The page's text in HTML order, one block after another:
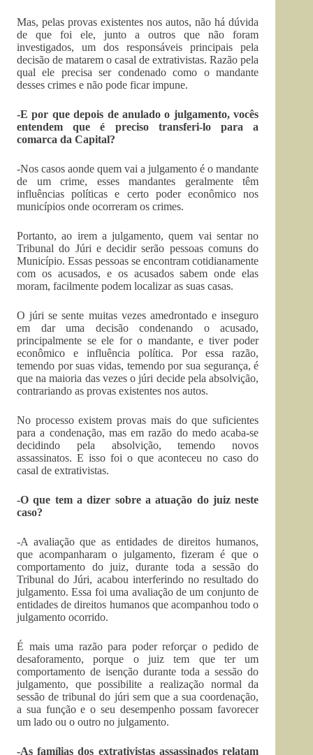
Mas, pelas provas existentes nos autos, não há dúvida
de que foi ele, junto a outros que não foram
investigados, um dos responsáveis principais pela
decisão de matarem o casal de extrativistas. Razão pela
qual ele precisa ser condenado como o mandante
desses crimes e não pode ficar impune.
-E por que depois de anulado o julgamento, vocês
entendem que é preciso transferi-lo para a
comarca da Capital?
-Nos casos aonde quem vai a julgamento é o mandante
de um crime, esses mandantes geralmente têm
influências políticas e certo poder econômico nos
municípios onde ocorreram os crimes.
Portanto, ao irem a julgamento, quem vai sentar no
Tribunal do Júri e decidir serão pessoas comuns do
Município. Essas pessoas se encontram cotidianamente
com os acusados, e os acusados sabem onde elas
moram, facilmente podem localizar as suas casas.
O júri se sente muitas vezes amedrontado e inseguro
em dar uma decisão condenando o acusado,
principalmente se ele for o mandante, e tiver poder
econômico e influência política. Por essa razão,
temendo por suas vidas, temendo por sua segurança, é
que na maioria das vezes o júri decide pela absolvição,
contrariando as provas existentes nos autos.
No processo existem provas mais do que suficientes
para a condenação, mas em razão do medo acaba-se
decidindo pela absolvição, temendo novos
assassinatos. E isso foi o que aconteceu no caso do
casal de extrativistas.
-O que tem a dizer sobre a atuação do juiz neste
caso?
-A avaliação que as entidades de direitos humanos,
que acompanharam o julgamento, fizeram é que o
comportamento do juiz, durante toda a sessão do
Tribunal do Júri, acabou interferindo no resultado do
julgamento. Essa foi uma avaliação de um conjunto de
entidades de direitos humanos que acompanhou todo o
julgamento ocorrido.
É mais uma razão para poder reforçar o pedido de
desaforamento, porque o juiz tem que ter um
comportamento de isenção durante toda a sessão do
julgamento, que possibilite a realização normal da
sessão de tribunal do júri sem que a sua coordenação,
a sua função e o seu desempenho possam favorecer
um lado ou o outro no julgamento.
-As famílias dos extrativistas assassinados relatam